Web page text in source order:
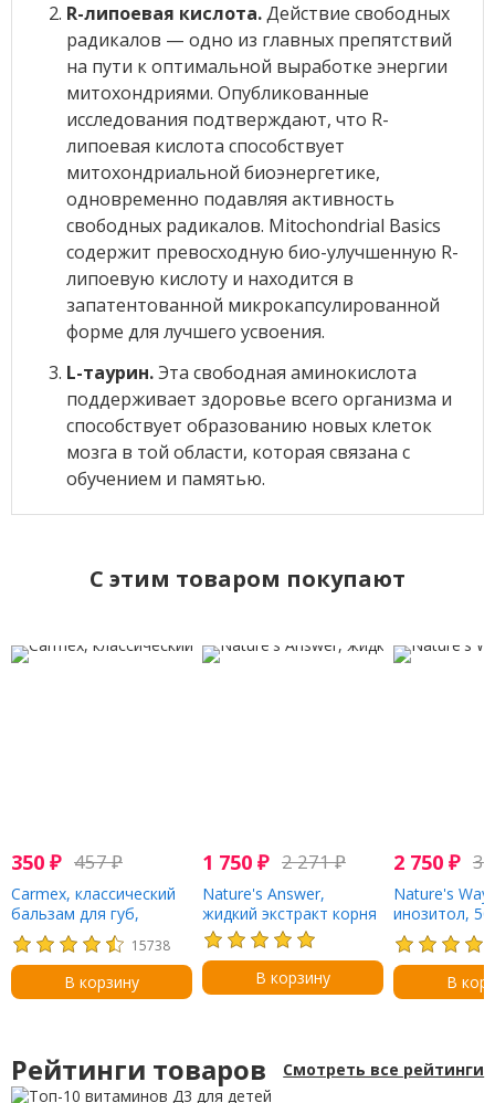
R-липоевая кислота.Действие свободных
радикалов — одно из главных препятствий
на пути к оптимальной выработке энергии
митохондриями. Опубликованные
исследования подтверждают, что R-
липоевая кислота способствует
митохондриальной биоэнергетике,
одновременно подавляя активность
свободных радикалов. Mitochondrial Basics
содержит превосходную био-улучшенную R-
липоевую кислоту и находится в
запатентованной микрокапсулированной
форме для лучшего усвоения.
L-таурин.Эта свободная аминокислота
поддерживает здоровье всего организма и
способствует образованию новых клеток
мозга в той области, которая связана с
обучением и памятью.
C этим товаром покупают
350 ₽ 457₽
Carmex, классический
бальзам для губ,
лечебный, SPF 15, 4,25
г (15 унций)
15738
В корзину
1 750 ₽ 2 271₽
Nature's Answer,
жидкий экстракт корня
солодки, без спирта,
2000 мг, 30 мл (1 жидк.
унция)
В корзину
2 750 ₽ 3
Nature's
инозитол,
капсул
В
Рейтинги товаров Смотреть все рейтинги